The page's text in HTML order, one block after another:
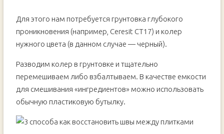
Для этого нам потребуется грунтовка глубокого
проникновения (например, Ceresit CT17) и колер
нужного цвета (в данном случае — черный).
Разводим колер в грунтовке и тщательно
перемешиваем либо взбалтываем. В качестве емкости
для смешивания «ингредиентов» можно использовать
обычную пластиковую бутылку.